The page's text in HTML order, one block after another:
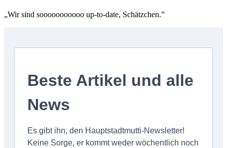
„Wir sind sooooooooooo up-to-date, Schätzchen.”